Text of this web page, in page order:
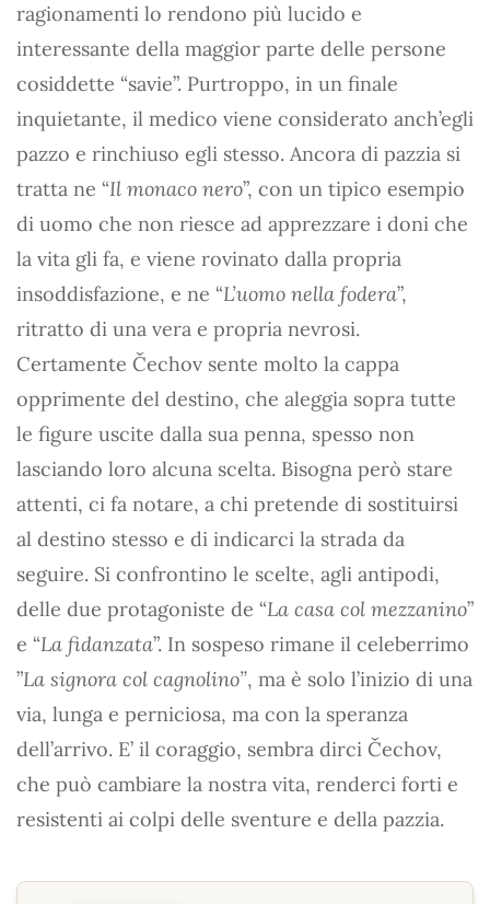
ragionamenti lo rendono più lucido e
interessante della maggior parte delle persone
cosiddette “savie”. Purtroppo, in un finale
inquietante, il medico viene considerato anch’egli
pazzo e rinchiuso egli stesso. Ancora di pazzia si
tratta ne “Il monaco nero”, con un tipico esempio
di uomo che non riesce ad apprezzare i doni che
la vita gli fa, e viene rovinato dalla propria
insoddisfazione, e ne “L’uomo nella fodera”,
ritratto di una vera e propria nevrosi.
Certamente Čechov sente molto la cappa
opprimente del destino, che aleggia sopra tutte
le figure uscite dalla sua penna, spesso non
lasciando loro alcuna scelta. Bisogna però stare
attenti, ci fa notare, a chi pretende di sostituirsi
al destino stesso e di indicarci la strada da
seguire. Si confrontino le scelte, agli antipodi,
delle due protagoniste de “La casa col mezzanino”
e “La fidanzata”. In sospeso rimane il celeberrimo
”La signora col cagnolino”, ma è solo l’inizio di una
via, lunga e perniciosa, ma con la speranza
dell’arrivo. E’ il coraggio, sembra dirci Čechov,
che può cambiare la nostra vita, renderci forti e
resistenti ai colpi delle sventure e della pazzia.